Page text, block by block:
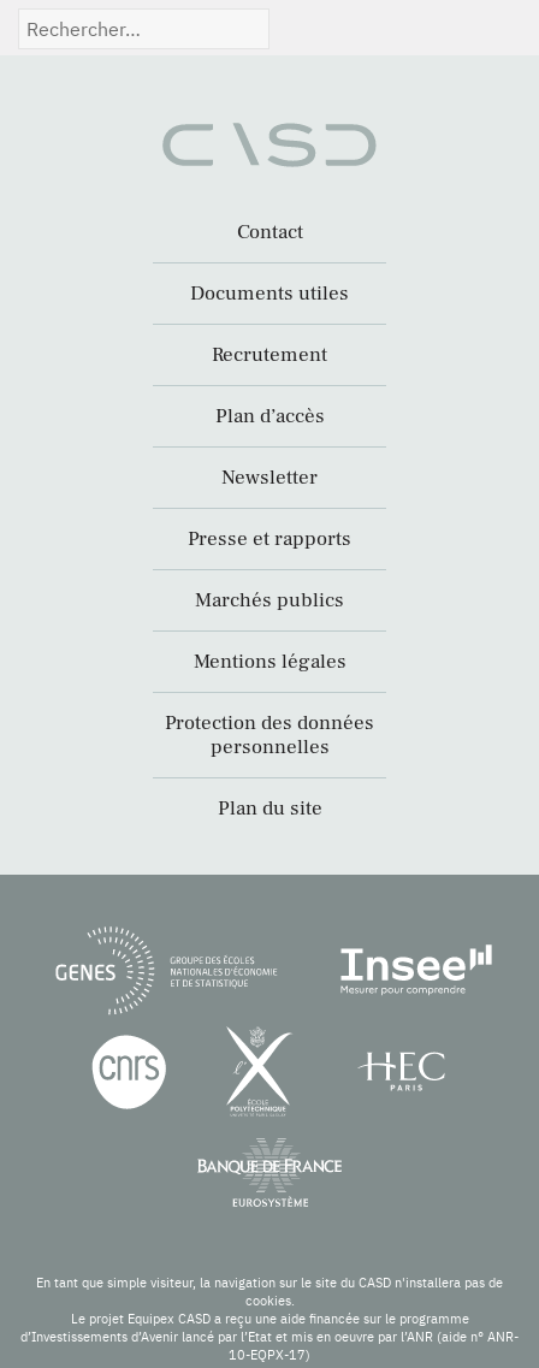
Rechercher :
Contact
Documents utiles
Recrutement
Plan d’accès
Newsletter
Presse et rapports
Marchés publics
Mentions légales
Protection des données
personnelles
Plan du site
En tant que simple visiteur, la navigation sur le site du CASD n'installera pas de
cookies.
Le projet Equipex CASD a reçu une aide financée sur le programme
d’Investissements d’Avenir lancé par l’Etat et mis en oeuvre par l’ANR (aide n° ANR-
10-EQPX-17)